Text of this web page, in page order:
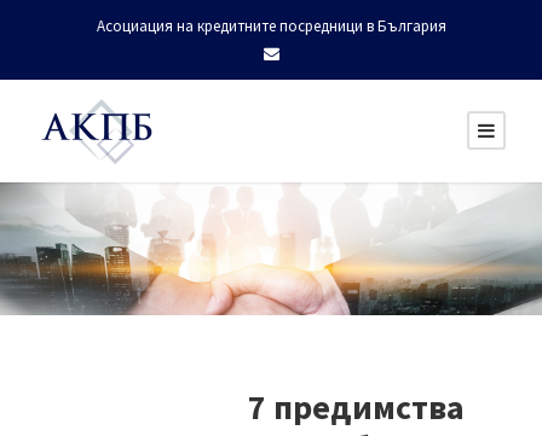
Асоциация на кредитните посредници в България
7 предимства